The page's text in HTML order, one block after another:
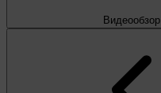
Видеообзор